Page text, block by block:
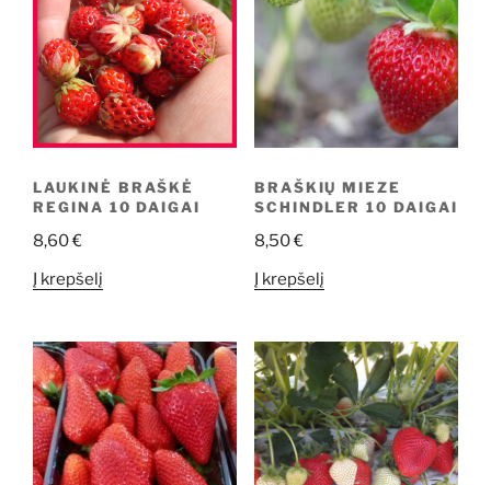
LAUKINĖ BRAŠKĖ
REGINA 10 DAIGAI
8,60€
Į krepšelį
BRAŠKIŲ MIEZE
SCHINDLER 10 DAIGAI
8,50€
Į krepšelį